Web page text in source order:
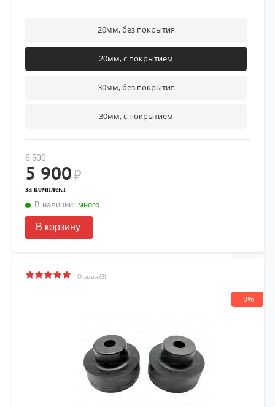
20мм, без покрытия
20мм, с покрытием
30мм, без покрытия
30мм, с покрытием
6 500
5 900₽
за комплект
В наличии: много
В корзину
Отзывы (3)
-9%